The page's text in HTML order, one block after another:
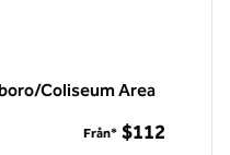
Coliseum Area
Från* $112